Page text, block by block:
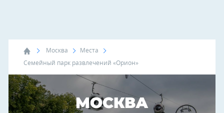
Москва Места
Семейный парк развлечений «Орион»
МОСКВА